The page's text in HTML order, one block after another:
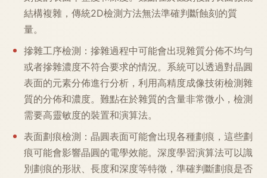
結構複雜，傳統2D檢測方法無法準確判斷蝕刻的質
量。
摻雜工序檢測：摻雜過程中可能會出現雜質分佈不均勻
或者摻雜濃度不符合要求的情況。系統可以透過對晶圓
表面的元素分佈進行分析，利用高精度成像技術檢測雜
質的分佈和濃度。難點在於雜質的含量非常微小，檢測
需要高靈敏度的裝置和演算法。
表面劃痕檢測：晶圓表面可能會出現各種劃痕，這些劃
痕可能會影響晶圓的電學效能。深度學習演算法可以識
別劃痕的形狀、長度和深度等特徵，準確判斷劃痕是否